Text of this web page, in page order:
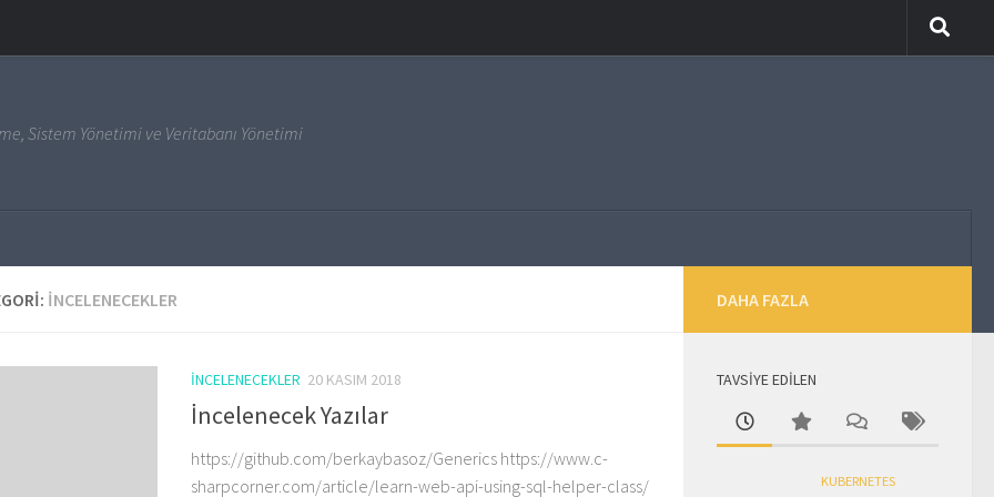
Sistem Yönetimi ve Veritabanı Yönetimi
İNCELENECEKLER
İNCELENECEKLER 20 KASIM 2018
İncelenecek Yazılar
https://github.com/berkaybasoz/Generics https://www.c-
sharpcorner.com/article/learn-web-api-using-sql-helper-class/
DAHA FAZLA
TAVSİYE EDİLEN
KUBERNETES